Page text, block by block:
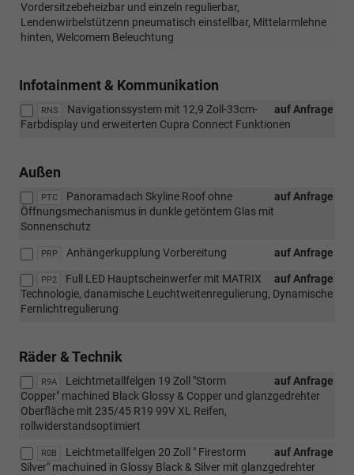
Vordersitzebeheizbar und einzeln regulierbar,
Lendenwirbelstützenn pneumatisch einstellbar, Mittelarmlehne
hinten, Welcomem Beleuchtung
Infotainment & Kommunikation
RNS auf Anfrage
Navigationssystem mit 12,9 Zoll-33cm-
Farbdisplay und erweiterten Cupra Connect Funktionen
Außen
PTC auf Anfrage
Panoramadach Skyline Roof ohne
Öffnungsmechanismus in dunkle getöntem Glas mit
Sonnenschutz
PRP auf Anfrage
Anhängerkupplung Vorbereitung
PP2 auf Anfrage
Full LED Hauptscheinwerfer mit MATRIX
Technologie, danamische Leuchtweitenregulierung, Dynamische
Fernlichtregulierung
Räder & Technik
R9A auf Anfrage
Leichtmetallfelgen 19 Zoll "Storm
Copper" machined Black Glossy & Copper und glanzgedrehter
Oberfläche mit 235/45 R19 99V XL Reifen,
rollwiderstandsoptimiert
R0B auf Anfrage
Leichtmetallfelgen 20 Zoll " Firestorm
Silver" machuined in Glossy Black & Silver mit glanzgedrehter